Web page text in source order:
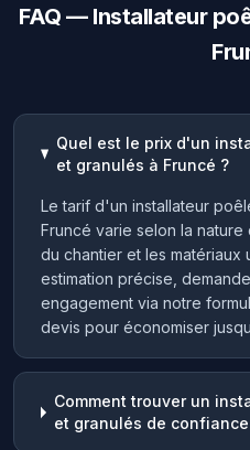
FAQ — Installateur
Quel est le prix d'un
et granulés à Fruncé ?
Le tarif d'un installateur
Fruncé varie selon la
du chantier et les matériaux
estimation précise,
engagement via notre
devis pour économiser
Comment trouver un
et granulés de